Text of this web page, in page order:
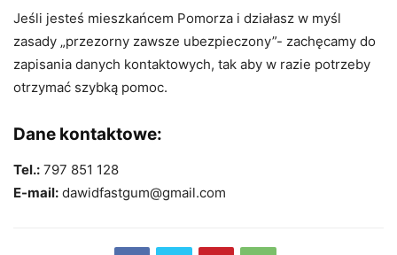
Jeśli jesteś mieszkańcem Pomorza i działasz w myśl
zasady „przezorny zawsze ubezpieczony”- zachęcamy do
zapisania danych kontaktowych, tak aby w razie potrzeby
otrzymać szybką pomoc.
Dane kontaktowe:
Tel.: 797 851 128
E-mail: dawidfastgum@gmail.com